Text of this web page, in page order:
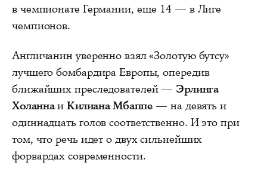
в чемпионате Германии, еще 14 — в Лиге
чемпионов.
Англичанин уверенно взял «Золотую бутсу»
лучшего бомбардира Европы, опередив
ближайших преследователей — Эрлинга
Холаннаи Килиана Мбаппе — на девять и
одиннадцать голов соответственно. И это при
том, что речь идет о двух сильнейших
форвардах современности.